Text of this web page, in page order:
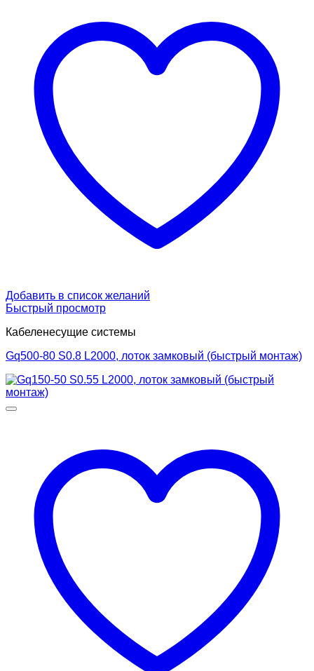
Добавить в список желаний
Быстрый просмотр
Кабеленесущие системы
Gq500-80 S0.8 L2000, лоток замковый (быстрый монтаж)